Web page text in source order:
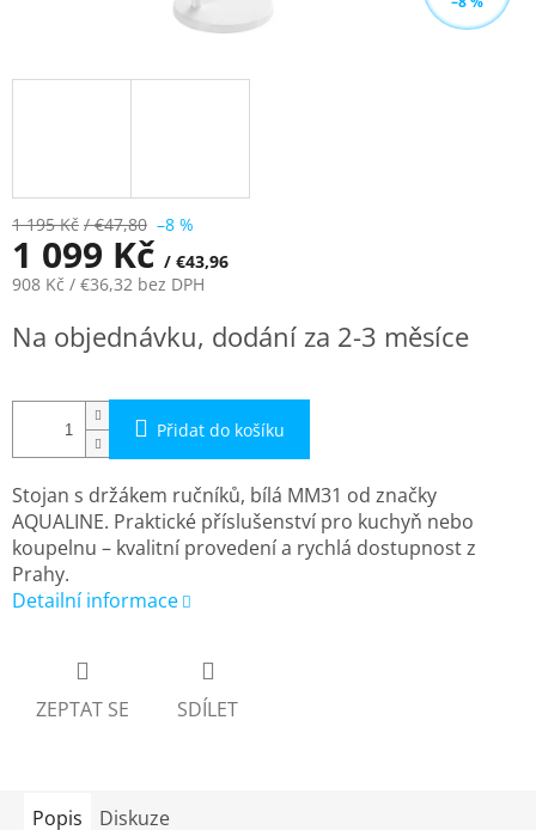
1 195 Kč / €47,80 –8 %
1 099 Kč / €43,96
908 Kč / €36,32 bez DPH
cena:
Na objednávku, dodání za 2-3 měsíce
Přidat do košíku
Stojan s držákem ručníků, bílá MM31 od značky
AQUALINE. Praktické příslušenství pro kuchyň nebo
koupelnu – kvalitní provedení a rychlá dostupnost z
Prahy.
Detailní informace
ZEPTAT SE SDÍLET
Popis Diskuze